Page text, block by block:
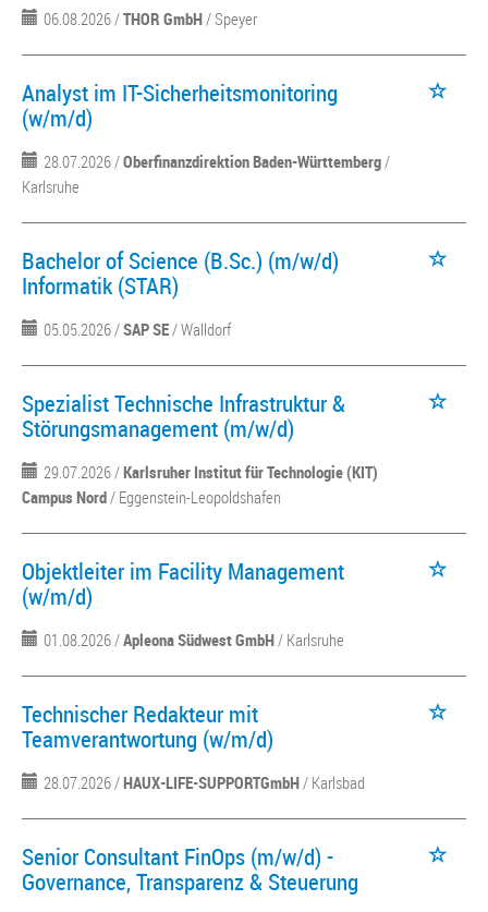
06.08.2026 /THOR GmbH/ Speyer
Analyst im IT-Sicherheitsmonitoring
(w/m/d)
28.07.2026 /Oberfinanzdirektion Baden-Württemberg/
Karlsruhe
Bachelor of Science (B.Sc.) (m/w/d)
Informatik (STAR)
05.05.2026 /SAP SE/ Walldorf
Spezialist Technische Infrastruktur &
Störungsmanagement (m/w/d)
29.07.2026 /Karlsruher Institut für Technologie (KIT)
Campus Nord/ Eggenstein-Leopoldshafen
Objektleiter im Facility Management
(w/m/d)
01.08.2026 /Apleona Südwest GmbH/ Karlsruhe
Technischer Redakteur mit
Teamverantwortung (w/m/d)
28.07.2026 /HAUX-LIFE-SUPPORTGmbH/ Karlsbad
Senior Consultant FinOps (m/w/d) -
Governance, Transparenz & Steuerung